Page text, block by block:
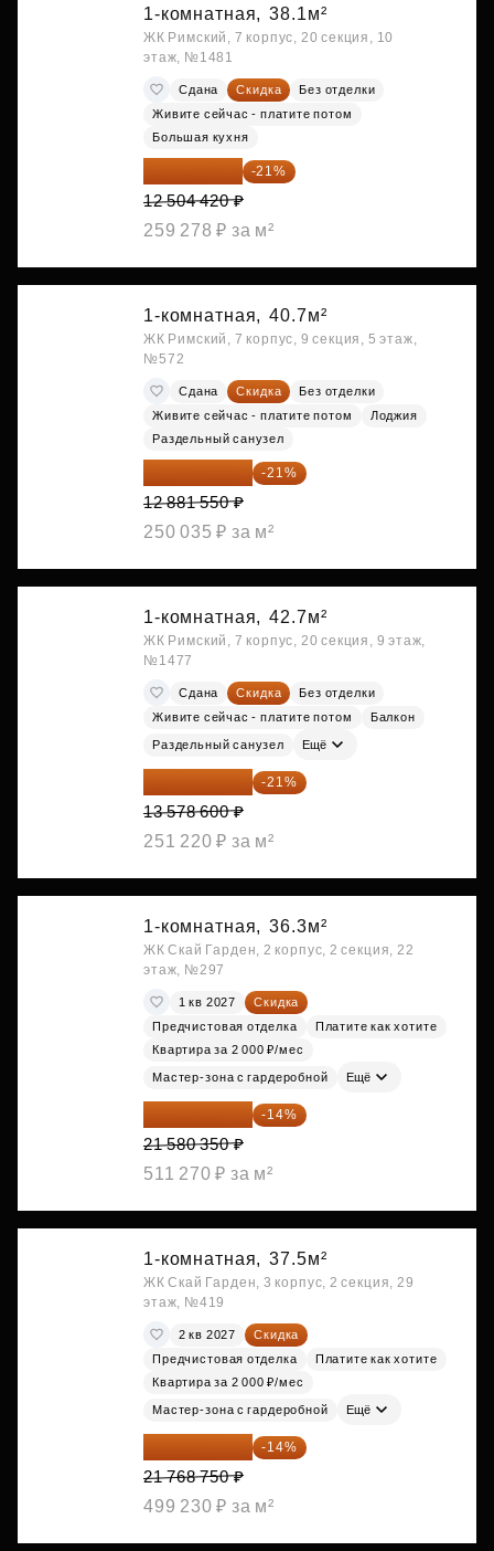
1-комнатная, 38.1м²
ЖК Римский, 7 корпус, 20 секция, 10
этаж, №1481
Сдана Скидка
Без отделки
Живите сейчас - платите потом
Большая кухня
-21%
12 504 420 ₽
259 278 ₽ за м²
1-комнатная, 40.7м²
ЖК Римский, 7 корпус, 9 секция, 5 этаж,
№572
Сдана Скидка
Без отделки
Живите сейчас - платите потом
Лоджия
Раздельный санузел
10 176 425 ₽ -21%
12 881 550 ₽
250 035 ₽ за м²
1-комнатная, 42.7м²
ЖК Римский, 7 корпус, 20 секция, 9 этаж,
№1477
Сдана Скидка
Без отделки
Живите сейчас - платите потом
Балкон
Раздельный санузел Ещё
10 727 094 ₽ -21%
13 578 600 ₽
251 220 ₽ за м²
1-комнатная, 36.3м²
ЖК Скай Гарден, 2 корпус, 2 секция, 22
этаж, №297
1 кв 2027
Скидка
Предчистовая отделка
Платите как хотите
Квартира за 2 000 ₽/мес
Мастер-зона с гардеробной Ещё
18 559 101 ₽ -14%
21 580 350 ₽
511 270 ₽ за м²
1-комнатная, 37.5м²
ЖК Скай Гарден, 3 корпус, 2 секция, 29
этаж, №419
2 кв 2027
Скидка
Предчистовая отделка
Платите как хотите
Квартира за 2 000 ₽/мес
Мастер-зона с гардеробной Ещё
18 721 125 ₽ -14%
21 768 750 ₽
499 230 ₽ за м²